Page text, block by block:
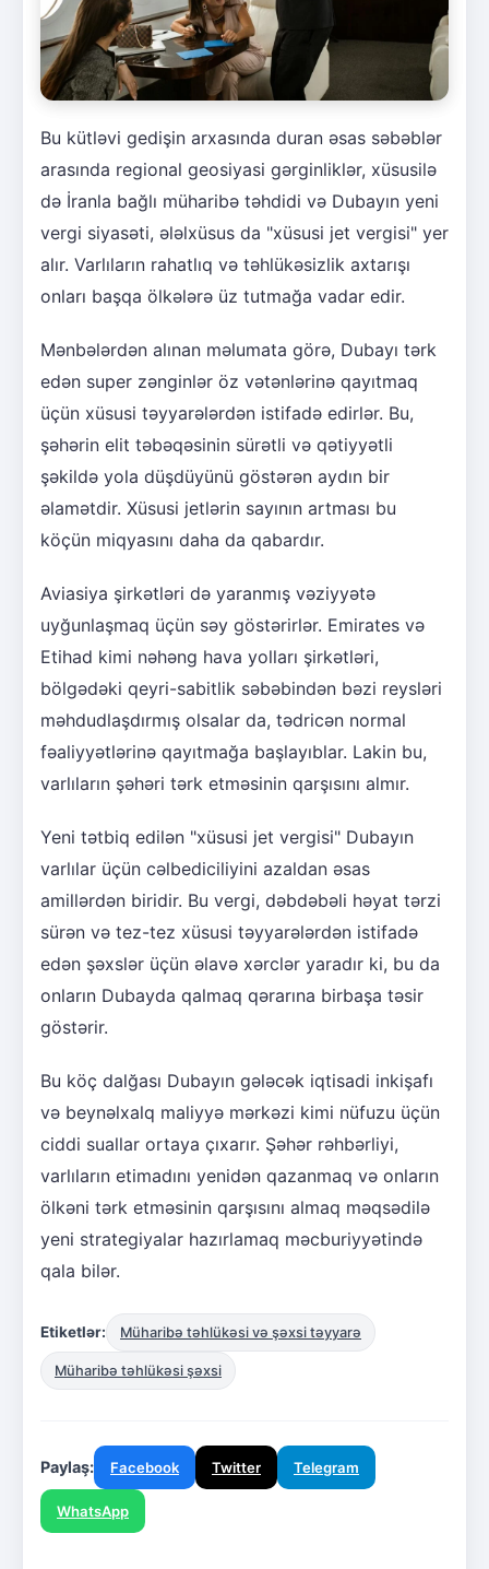
Bu kütləvi gedişin arxasında duran əsas səbəblər
arasında regional geosiyasi gərginliklər, xüsusilə
də İranla bağlı müharibə təhdidi və Dubayın yeni
vergi siyasəti, ələlxüsus da "xüsusi jet vergisi" yer
alır. Varlıların rahatlıq və təhlükəsizlik axtarışı
onları başqa ölkələrə üz tutmağa vadar edir.
Mənbələrdən alınan məlumata görə, Dubayı tərk
edən super zənginlər öz vətənlərinə qayıtmaq
üçün xüsusi təyyarələrdən istifadə edirlər. Bu,
şəhərin elit təbəqəsinin sürətli və qətiyyətli
şəkildə yola düşdüyünü göstərən aydın bir
əlamətdir. Xüsusi jetlərin sayının artması bu
köçün miqyasını daha da qabardır.
Aviasiya şirkətləri də yaranmış vəziyyətə
uyğunlaşmaq üçün səy göstərirlər. Emirates və
Etihad kimi nəhəng hava yolları şirkətləri,
bölgədəki qeyri-sabitlik səbəbindən bəzi reysləri
məhdudlaşdırmış olsalar da, tədricən normal
fəaliyyətlərinə qayıtmağa başlayıblar. Lakin bu,
varlıların şəhəri tərk etməsinin qarşısını almır.
Yeni tətbiq edilən "xüsusi jet vergisi" Dubayın
varlılar üçün cəlbediciliyini azaldan əsas
amillərdən biridir. Bu vergi, dəbdəbəli həyat tərzi
sürən və tez-tez xüsusi təyyarələrdən istifadə
edən şəxslər üçün əlavə xərclər yaradır ki, bu da
onların Dubayda qalmaq qərarına birbaşa təsir
göstərir.
Bu köç dalğası Dubayın gələcək iqtisadi inkişafı
və beynəlxalq maliyyə mərkəzi kimi nüfuzu üçün
ciddi suallar ortaya çıxarır. Şəhər rəhbərliyi,
varlıların etimadını yenidən qazanmaq və onların
ölkəni tərk etməsinin qarşısını almaq məqsədilə
yeni strategiyalar hazırlamaq məcburiyyətində
qala bilər.
Etiketlər: Müharibə təhlükəsi və şəxsi təyyarə
Müharibə təhlükəsi şəxsi
Paylaş: Facebook Twitter Telegram
WhatsApp